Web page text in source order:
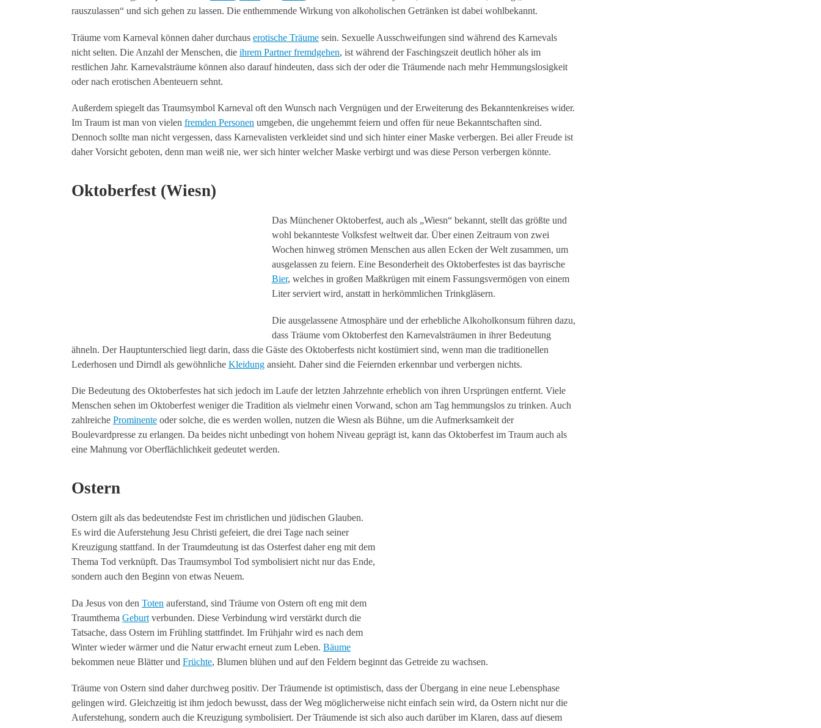
rauszulassen“ und sich gehen zu lassen. Die enthemmende Wirkung von alkoholischen Getränken ist dabei wohlbekannt.
Träume vom Karneval können daher durchaus erotische Träume sein. Sexuelle Ausschweifungen sind während des Karnevals
nicht selten. Die Anzahl der Menschen, die ihrem Partner fremdgehen, ist während der Faschingszeit deutlich höher als im
restlichen Jahr. Karnevalsträume können also darauf hindeuten, dass sich der oder die Träumende nach mehr Hemmungslosigkeit
oder nach erotischen Abenteuern sehnt.
Außerdem spiegelt das Traumsymbol Karneval oft den Wunsch nach Vergnügen und der Erweiterung des Bekanntenkreises wider.
Im Traum ist man von vielen fremden Personen umgeben, die ungehemmt feiern und offen für neue Bekanntschaften sind.
Dennoch sollte man nicht vergessen, dass Karnevalisten verkleidet sind und sich hinter einer Maske verbergen. Bei aller Freude ist
daher Vorsicht geboten, denn man weiß nie, wer sich hinter welcher Maske verbirgt und was diese Person verbergen könnte.
Oktoberfest (Wiesn)
Das Münchener Oktoberfest, auch als „Wiesn“ bekannt, stellt das größte und
wohl bekannteste Volksfest weltweit dar. Über einen Zeitraum von zwei
Wochen hinweg strömen Menschen aus allen Ecken der Welt zusammen, um
ausgelassen zu feiern. Eine Besonderheit des Oktoberfestes ist das bayrische
Bier, welches in großen Maßkrügen mit einem Fassungsvermögen von einem
Liter serviert wird, anstatt in herkömmlichen Trinkgläsern.
Die ausgelassene Atmosphäre und der erhebliche Alkoholkonsum führen dazu,
dass Träume vom Oktoberfest den Karnevalsträumen in ihrer Bedeutung
ähneln. Der Hauptunterschied liegt darin, dass die Gäste des Oktoberfests nicht kostümiert sind, wenn man die traditionellen
Lederhosen und Dirndl als gewöhnliche Kleidung ansieht. Daher sind die Feiernden erkennbar und verbergen nichts.
Die Bedeutung des Oktoberfestes hat sich jedoch im Laufe der letzten Jahrzehnte erheblich von ihren Ursprüngen entfernt. Viele
Menschen sehen im Oktoberfest weniger die Tradition als vielmehr einen Vorwand, schon am Tag hemmungslos zu trinken. Auch
zahlreiche Prominente oder solche, die es werden wollen, nutzen die Wiesn als Bühne, um die Aufmerksamkeit der
Boulevardpresse zu erlangen. Da beides nicht unbedingt von hohem Niveau geprägt ist, kann das Oktoberfest im Traum auch als
eine Mahnung vor Oberflächlichkeit gedeutet werden.
Ostern
Ostern gilt als das bedeutendste Fest im christlichen und jüdischen Glauben.
Es wird die Auferstehung Jesu Christi gefeiert, die drei Tage nach seiner
Kreuzigung stattfand. In der Traumdeutung ist das Osterfest daher eng mit dem
Thema Tod verknüpft. Das Traumsymbol Tod symbolisiert nicht nur das Ende,
sondern auch den Beginn von etwas Neuem.
Da Jesus von den Toten auferstand, sind Träume von Ostern oft eng mit dem
Traumthema Geburt verbunden. Diese Verbindung wird verstärkt durch die
Tatsache, dass Ostern im Frühling stattfindet. Im Frühjahr wird es nach dem
Winter wieder wärmer und die Natur erwacht erneut zum Leben. Bäume
bekommen neue Blätter und Früchte, Blumen blühen und auf den Feldern beginnt das Getreide zu wachsen.
Träume von Ostern sind daher durchweg positiv. Der Träumende ist optimistisch, dass der Übergang in eine neue Lebensphase
gelingen wird. Gleichzeitig ist ihm jedoch bewusst, dass der Weg möglicherweise nicht einfach sein wird, da Ostern nicht nur die
Auferstehung, sondern auch die Kreuzigung symbolisiert. Der Träumende ist sich also auch darüber im Klaren, dass auf diesem